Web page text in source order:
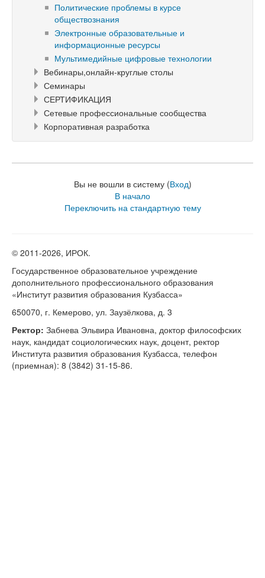
Политические проблемы в курсе
обществознания
Электронные образовательные и
информационные ресурсы
Мультимедийные цифровые технологии
Вебинары,онлайн-круглые столы
Семинары
СЕРТИФИКАЦИЯ
Сетевые профессиональные сообщества
Корпоративная разработка
Вы не вошли в систему (Вход)
В начало
Переключить на стандартную тему
© 2011-2026, ИРОК.
Государственное образовательное учреждение
дополнительного профессионального образования
«Институт развития образования Кузбасса»
650070, г. Кемерово, ул. Заузёлкова, д. 3
Ректор: Забнева Эльвира Ивановна, доктор философских
наук, кандидат социологических наук, доцент, ректор
Института развития образования Кузбасса, телефон
(приемная): 8 (3842) 31-15-86.